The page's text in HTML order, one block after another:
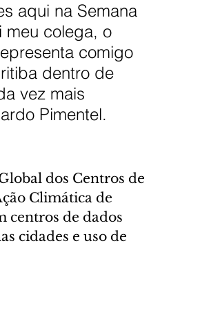
aqui na Semana
meu colega, o
comigo
dentro de
vez mais
Pimentel.
dos Centros de
Climática de
centros de dados
cidades e uso de